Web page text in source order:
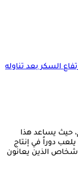
حيث يساعد هذا
دوراً في إنتاج
الذين يعانون